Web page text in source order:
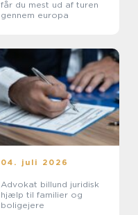
får du mest ud af turen
gennem europa
04. juli 2026
Advokat billund juridisk
hjælp til familier og
boligejere